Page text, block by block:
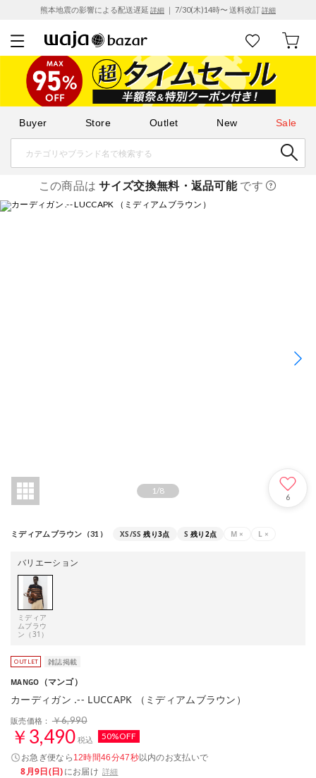
熊本地震の影響による配送遅延 詳細 ｜ 7/30(木)14時〜 送料改訂詳細
Buyer Store Outlet New Sale
この商品はサイズ交換無料・返品可能です
1 /8
6
ミディアムブラウン（31） XS/SS 残り3点 S 残り2点 M × L ×
バリエーション
ミディア
ムブラウ
ン（31）
雑誌掲載
MANGO （マンゴ）
カーディガン .-- LUCCAPK （ミディアムブラウン）
販売価格： ￥6,990
￥3,490 税込 50%OFF
お急ぎ便なら 12時間46分46秒以内のお支払いで
8月9日(日)にお届け 詳細